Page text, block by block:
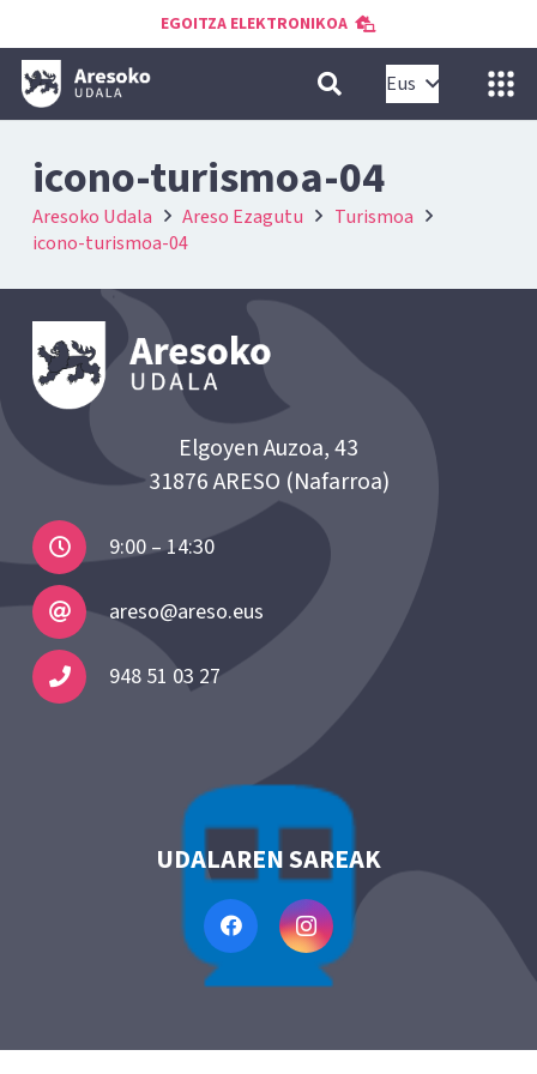
EGOITZA ELEKTRONIKOA
Eus
icono-turismoa-04
Aresoko Udala Areso Ezagutu
Turismoa
icono-turismoa-04
Elgoyen Auzoa, 43
31876 ARESO (Nafarroa)
9:00 – 14:30
areso@areso.eus
948 51 03 27
UDALAREN SAREAK